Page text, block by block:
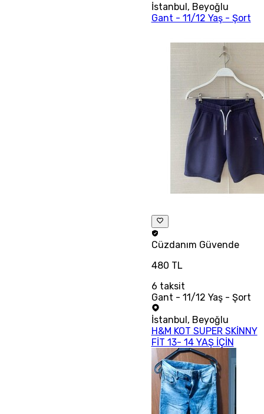
İstanbul, Beyoğlu
Gant - 11/12 Yaş - Şort
Cüzdanım Güvende
480 TL
6 taksit
Gant - 11/12 Yaş - Şort
İstanbul , Beyoğlu
H&M KOT SUPER SKİNNY
FİT 13- 14 YAŞ İÇİN